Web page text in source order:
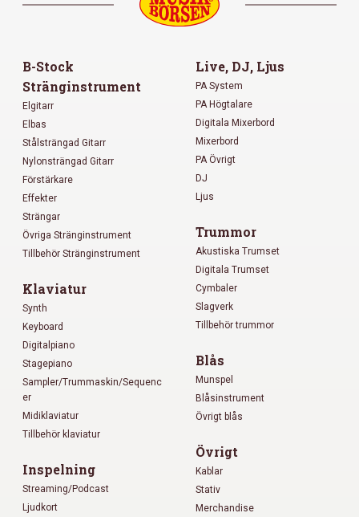
B-Stock
Stränginstrument
Elgitarr
Elbas
Stålsträngad Gitarr
Nylonsträngad Gitarr
Förstärkare
Effekter
Strängar
Övriga Stränginstrument
Tillbehör Stränginstrument
Klaviatur
Synth
Keyboard
Digitalpiano
Stagepiano
Sampler/Trummaskin/Sequenc
er
Midiklaviatur
Tillbehör klaviatur
Inspelning
Streaming/Podcast
Ljudkort
Live, DJ, Ljus
PA System
PA Högtalare
Digitala Mixerbord
Mixerbord
PA Övrigt
DJ
Ljus
Trummor
Akustiska Trumset
Digitala Trumset
Cymbaler
Slagverk
Tillbehör trummor
Blås
Munspel
Blåsinstrument
Övrigt blås
Övrigt
Kablar
Stativ
Merchandise